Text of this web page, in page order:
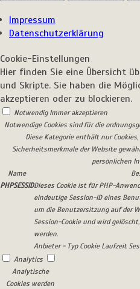
Impressum
Datenschutzerklärung
Cookie-Einstellungen
Hier finden Sie eine Übersicht
und Skripte. Sie haben die
akzeptieren oder zu blockieren.
Notwendig Immer akzeptieren
Notwendige Cookies sind für die
Diese Kategorie enthält nur
Sicherheitsmerkmale der Website
persönlichen
Name
PHPSESSIDDieses Cookie ist für PHP-
eindeutige Session-ID eines
um die Benutzersitzung auf der
Session-Cookie und wird
werden.
Anbieter - Typ Cookie Laufzeit
Analytics
Analytische
Cookies werden